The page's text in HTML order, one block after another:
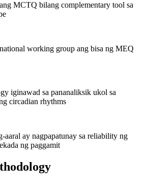
MCTQ bilang complementary tool sa
working group ang bisa ng MEQ
iginawad sa pananaliksik ukol sa
circadian rhythms
aaral ay nagpapatunay sa reliability ng
ng paggamit